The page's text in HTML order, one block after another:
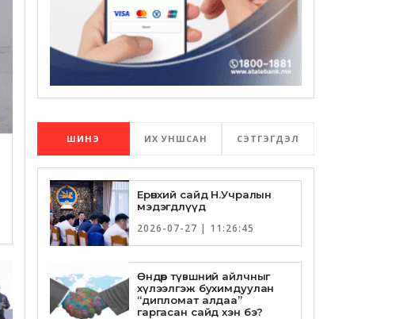
ШИНЭ ИХ УНШСАН СЭТГЭГДЭЛ
Ерөнхий сайд Н.Учралын
мэдэгдлүүд
2026-07-27 | 11:26:45
Өндөр түвшний айлчныг
хүлээлгэж бухимдуулан
“дипломат алдаа”
гаргасан сайд хэн бэ?